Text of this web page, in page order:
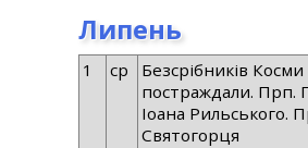
Липень
1 ср
Безсрібників
постраждали. Прп.
Іоана Рильського.
Святогорця